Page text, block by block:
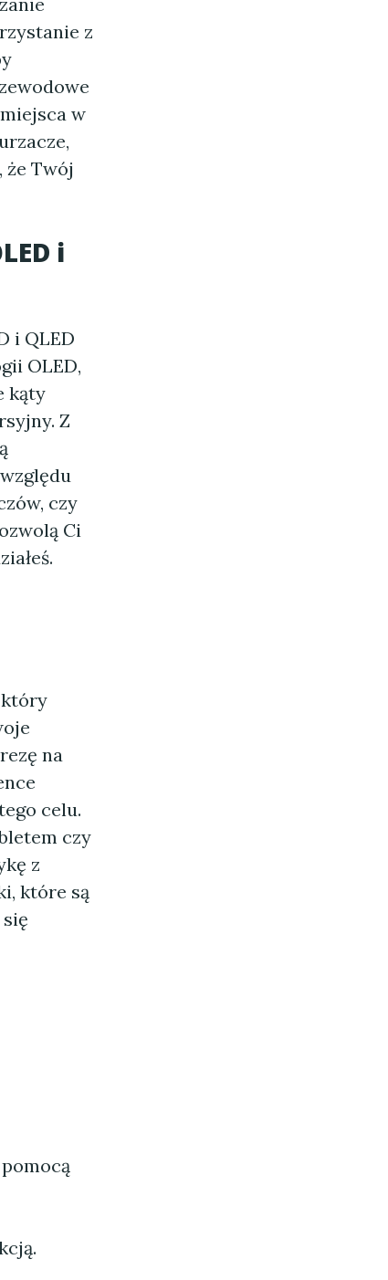
z
w
że Twój
i
i QLED
OLED,
kąty
Z
czy
Ci
który
na
celu.
czy
z
które są